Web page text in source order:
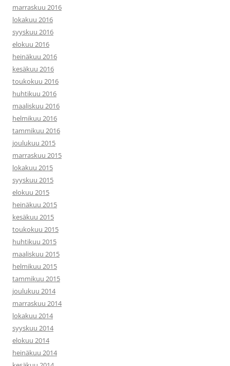
marraskuu 2016
lokakuu 2016
syyskuu 2016
elokuu 2016
heinäkuu 2016
kesäkuu 2016
toukokuu 2016
huhtikuu 2016
maaliskuu 2016
helmikuu 2016
tammikuu 2016
joulukuu 2015
marraskuu 2015
lokakuu 2015
syyskuu 2015
elokuu 2015
heinäkuu 2015
kesäkuu 2015
toukokuu 2015
huhtikuu 2015
maaliskuu 2015
helmikuu 2015
tammikuu 2015
joulukuu 2014
marraskuu 2014
lokakuu 2014
syyskuu 2014
elokuu 2014
heinäkuu 2014